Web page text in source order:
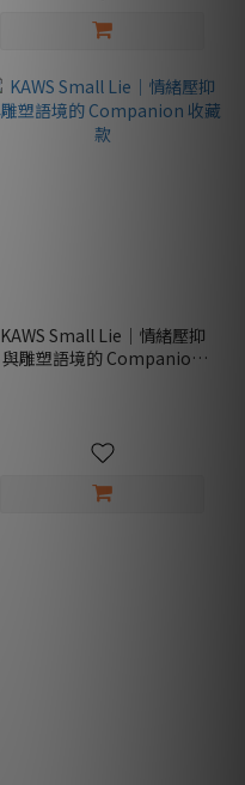
KAWS Small Lie｜情緒壓抑
與雕塑語境的 Companion